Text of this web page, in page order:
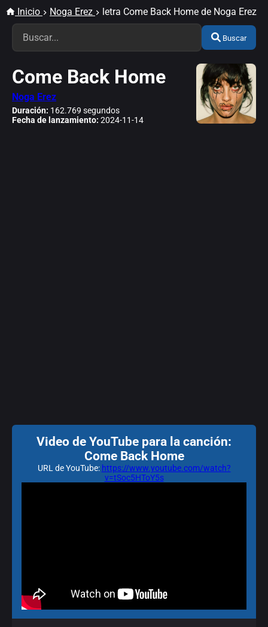
Inicio Noga Erez letra Come Back Home de Noga Erez
Buscar
Come Back Home
Noga Erez
Duración: 162.769 segundos
Fecha de lanzamiento: 2024-11-14
Video de YouTube para la canción:
Come Back Home
URL de YouTube: https://www.youtube.com/watch?
v=tSoc5HToY5s